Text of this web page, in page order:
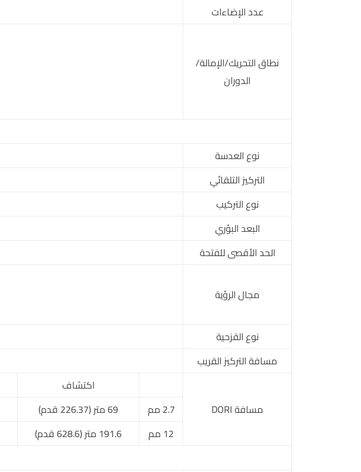
عدد الإضاءات
نطاق التحريك/الإمالة/
الدوران
نوع العدسة
التركيز التلقائي
نوع التركيب
البعد البؤري
الحد الأقصى للفتحة
مجال الرؤية
نوع القزحية
مسافة التركيز القريب
مسافة DORI
اكتشاف
2.7 مم
69 متر (226.37 قدم)
12 مم
191.6 متر (628.6 قدم)